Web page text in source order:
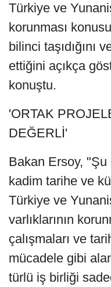
Türkiye ve
korunması
bilinci taşıdığını
ettiğini açıkça
konuştu.
'ORTAK
DEĞERLİ'
Bakan Ersoy, "Şu
kadim tarihe ve
Türkiye ve
varlıklarının
çalışmaları ve
mücadele gibi
türlü iş birliği